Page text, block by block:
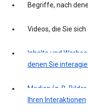
Begriffe, nach
Videos, die Sie
Inhalte und
denen Sie
Medien (z. B.
Ihren Interaktionen